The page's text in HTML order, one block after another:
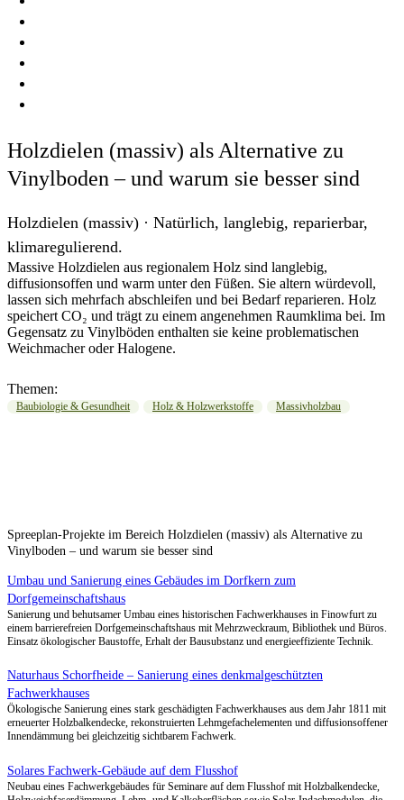
Holzdielen (massiv) als Alternative zu
Vinylboden – und warum sie besser sind
Holzdielen (massiv) · Natürlich, langlebig, reparierbar,
klimaregulierend.
Massive Holzdielen aus regionalem Holz sind langlebig,
diffusionsoffen und warm unter den Füßen. Sie altern würdevoll,
lassen sich mehrfach abschleifen und bei Bedarf reparieren. Holz
speichert CO₂ und trägt zu einem angenehmen Raumklima bei. Im
Gegensatz zu Vinylböden enthalten sie keine problematischen
Weichmacher oder Halogene.
Themen:
Baubiologie & Gesundheit Holz & Holzwerkstoffe Massivholzbau